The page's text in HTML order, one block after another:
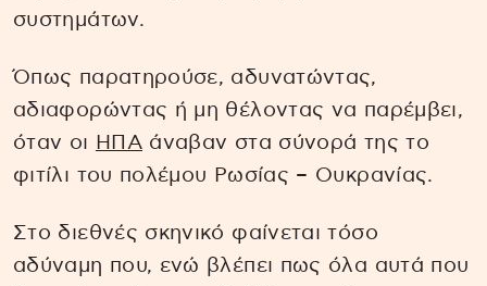
συστημάτων.
Όπως παρατηρούσε, αδυνατώντας,
αδιαφορώντας ή μη θέλοντας να παρέμβει,
όταν οι ΗΠΑάναβαν στα σύνορά της το
φιτίλι του πολέμου Ρωσίας – Ουκρανίας.
Στο διεθνές σκηνικό φαίνεται τόσο
αδύναμη που, ενώ βλέπει πως όλα αυτά που